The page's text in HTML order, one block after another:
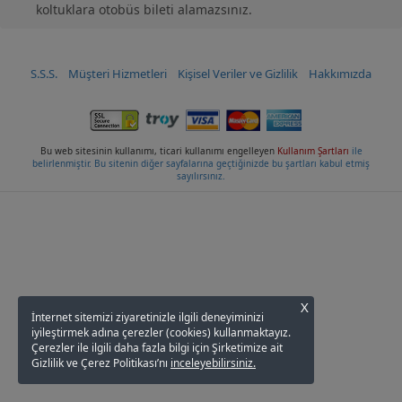
koltuklara otobüs bileti alamazsınız.
S.S.S. Müşteri Hizmetleri Kişisel Veriler ve Gizlilik Hakkımızda
Bu web sitesinin kullanımı, ticari kullanımı engelleyen Kullanım Şartları ile
belirlenmiştir. Bu sitenin diğer sayfalarına geçtiğinizde bu şartları kabul etmiş
sayılırsınız.
X
İnternet sitemizi ziyaretinizle ilgili deneyiminizi
iyileştirmek adına çerezler (cookies) kullanmaktayız.
Çerezler ile ilgili daha fazla bilgi için Şirketimize ait
Gizlilik ve Çerez Politikası’nı inceleyebilirsiniz.